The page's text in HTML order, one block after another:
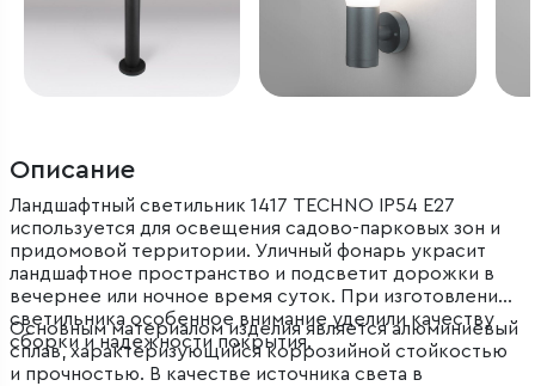
Описание
Ландшафтный светильник 1417 TECHNO IP54 E27
используется для освещения садово-парковых зон и
придомовой территории. Уличный фонарь украсит
ландшафтное пространство и подсветит дорожки в
вечернее или ночное время суток. При изготовлении
светильника особенное внимание уделили качеству
сборки и надежности покрытия.
Основным материалом изделия является алюминиевый
сплав, характеризующийся коррозийной стойкостью
и прочностью. В качестве источника света в